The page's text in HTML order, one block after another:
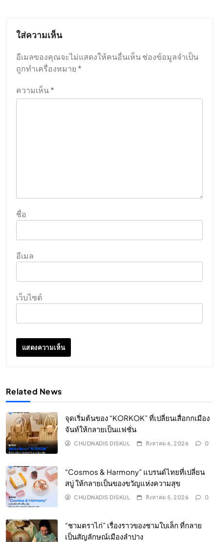
ใส่ความเห็น
อีเมลของคุณจะไม่แสดงให้คนอื่นเห็นช่องข้อมูลจำเป็น
ถูกทำเครื่องหมาย *
ความเห็น*
ชื่อ
อีเมล
เว็บไซต์
Related News
จุดเริ่มต้นของ “KORKOK” ที่เปลี่ยนเสื่อกกเมือง
จันท์ให้กลายเป็นแฟชั่น
CHUDNADIS DISKUL สิงหาคม 6, 2026 0
“Cosmos & Harmony” แบรนด์ไทยที่เปลี่ยน
สบู่ ให้กลายเป็นของขวัญแห่งความสุข
CHUDNADIS DISKUL สิงหาคม 5, 2026 0
“ชามตราไก่” เรื่องราวของชามใบเล็ก ที่กลาย
เป็นสัญลักษณ์เมืองลำปาง